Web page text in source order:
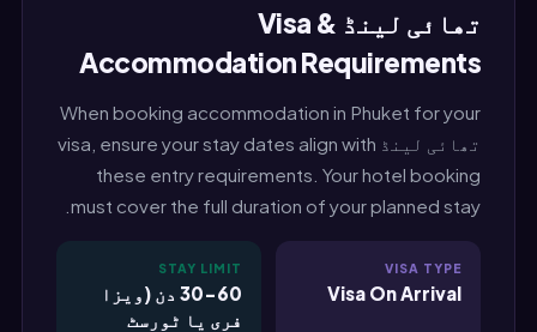
تھائی لینڈ Visa &
Accommodation Requirements
When booking accommodation in Phuket for your
تھائی لینڈ visa, ensure your stay dates align with
these entry requirements. Your hotel booking
must cover the full duration of your planned stay.
VISA TYPE
Visa On Arrival
STAY LIMIT
30-60 دن (ویزا
فری یا ٹورسٹ